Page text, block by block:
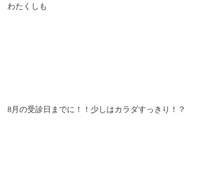
わたくしも
8月の受診日までに！！少しはカラダすっきり！？